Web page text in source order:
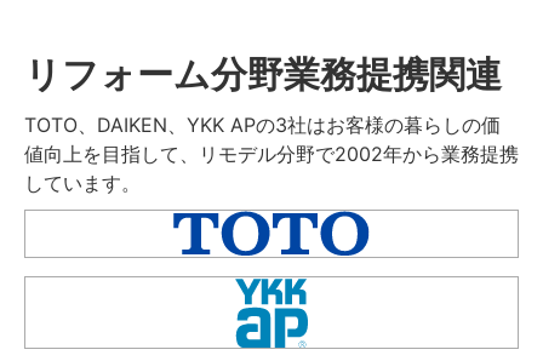
リフォーム分野業務提携関連
TOTO、DAIKEN、YKK APの3社はお客様の暮らしの価
値向上を目指して、リモデル分野で2002年から業務提携
しています。